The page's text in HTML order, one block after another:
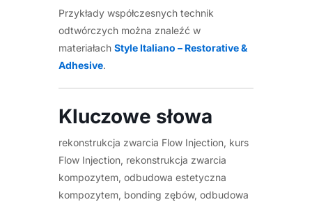
Przykłady współczesnych technik
odtwórczych można znaleźć w
materiałach Style Italiano – Restorative &
Adhesive.
Kluczowe słowa
rekonstrukcja zwarcia Flow Injection, kurs
Flow Injection, rekonstrukcja zwarcia
kompozytem, odbudowa estetyczna
kompozytem, bonding zębów, odbudowa